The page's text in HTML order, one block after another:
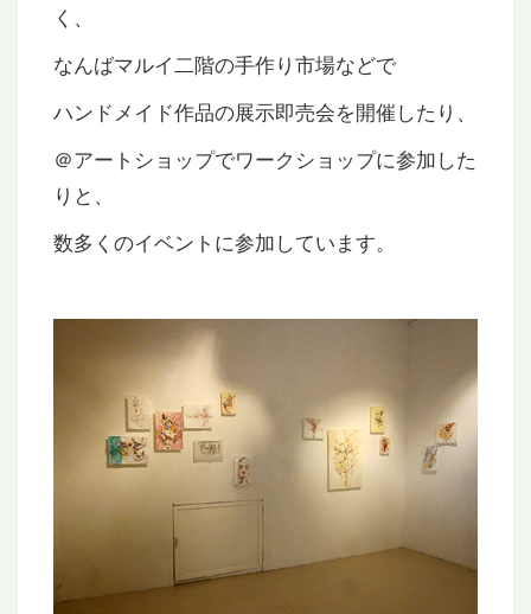
く、
なんばマルイ二階の手作り市場などで
ハンドメイド作品の展示即売会を開催したり、
＠アートショップでワークショップに参加した
りと、
数多くのイベントに参加しています。